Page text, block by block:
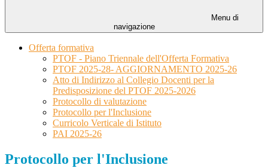
Menu di
navigazione
Offerta formativa
PTOF - Piano Triennale dell'Offerta Formativa
PTOF 2025-28- AGGIORNAMENTO 2025-26
Atto di Indirizzo al Collegio Docenti per la
Predisposizione del PTOF 2025-2026
Protocollo di valutazione
Protocollo per l'Inclusione
Curricolo Verticale di Istituto
PAI 2025-26
Protocollo per l'Inclusione